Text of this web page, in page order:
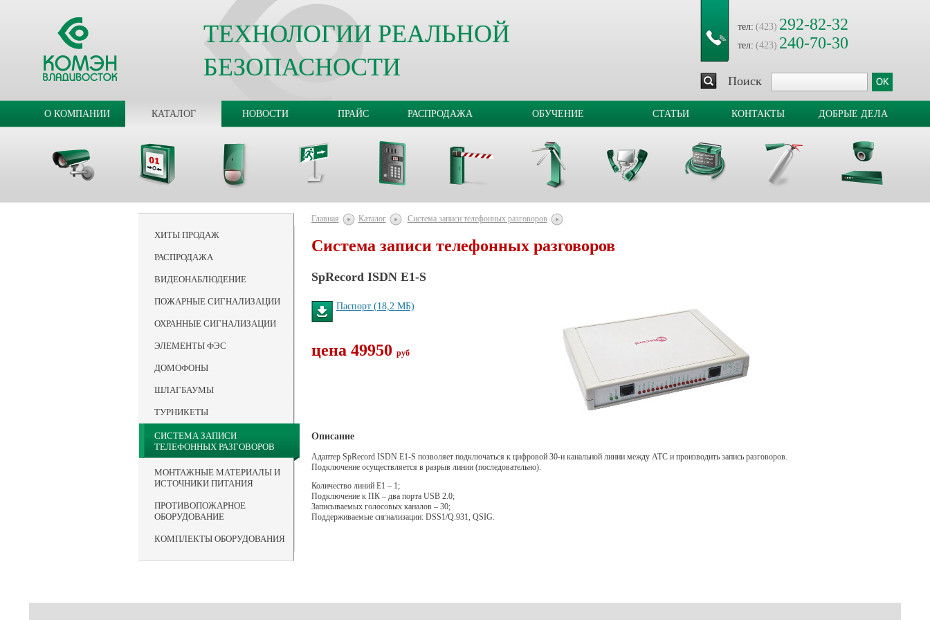
ТЕХНОЛОГИИ РЕАЛЬНОЙ
БЕЗОПАСНОСТИ
тел: (423) 292-82-32
тел: (423) 240-70-30
Поиск
О КОМПАНИИ КАТАЛОГ НОВОСТИ ПРАЙС РАСПРОДАЖА ОБУЧЕНИЕ СТАТЬИ КОНТАКТЫ ДОБРЫЕ ДЕЛА
ХИТЫ ПРОДАЖ
РАСПРОДАЖА
ВИДЕОНАБЛЮДЕНИЕ
ПОЖАРНЫЕ СИГНАЛИЗАЦИИ
ОХРАННЫЕ СИГНАЛИЗАЦИИ
ЭЛЕМЕНТЫ ФЭС
ДОМОФОНЫ
ШЛАГБАУМЫ
ТУРНИКЕТЫ
СИСТЕМА ЗАПИСИ
ТЕЛЕФОННЫХ РАЗГОВОРОВ
МОНТАЖНЫЕ МАТЕРИАЛЫ И
ИСТОЧНИКИ ПИТАНИЯ
ПРОТИВОПОЖАРНОЕ
ОБОРУДОВАНИЕ
КОМПЛЕКТЫ ОБОРУДОВАНИЯ
Главная Каталог Система записи телефонных разговоров
Система записи телефонных разговоров
SpRecord ISDN E1-S
Паспорт (18,2 MБ)
цена 49950 руб
Описание
Адаптер SpRecord ISDN E1-S позволяет подключаться к цифровой 30-и канальной линии между АТС и производить запись разговоров.
Подключение осуществляется в разрыв линии (последовательно).
Количество линий E1 – 1;
Подключение к ПК – два порта USB 2.0;
Записываемых голосовых каналов – 30;
Поддерживаемые сигнализации: DSS1/Q.931, QSIG.